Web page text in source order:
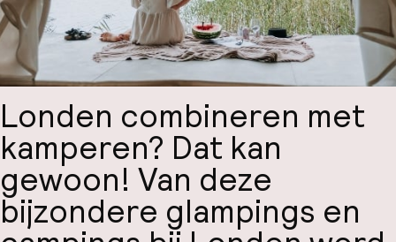
Londen combineren met
kamperen? Dat kan
gewoon! Van deze
bijzondere glampings en